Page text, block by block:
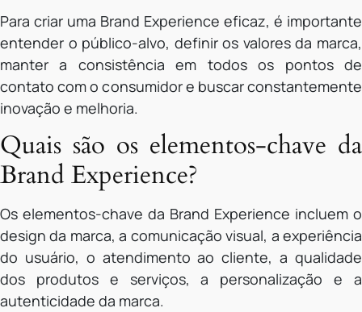
Para criar uma Brand Experience eficaz, é importante
entender o público-alvo, definir os valores da marca,
manter a consistência em todos os pontos de
contato com o consumidor e buscar constantemente
inovação e melhoria.
Quais são os elementos-chave da
Brand Experience?
Os elementos-chave da Brand Experience incluem o
design da marca, a comunicação visual, a experiência
do usuário, o atendimento ao cliente, a qualidade
dos produtos e serviços, a personalização e a
autenticidade da marca.